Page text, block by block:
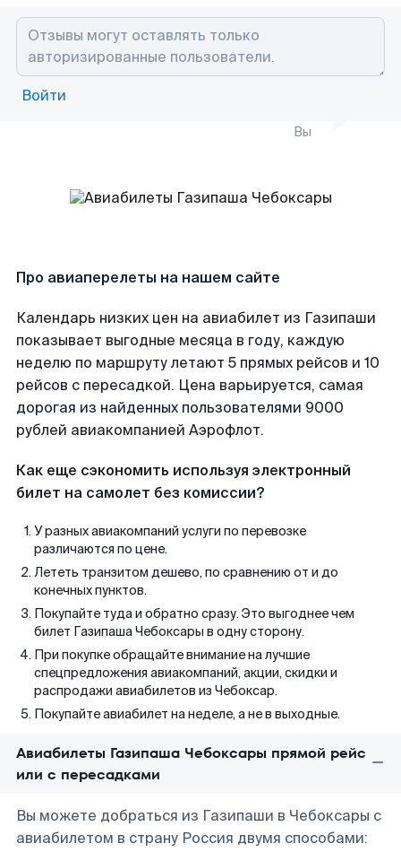
Войти
Вы
Про авиаперелеты на нашем сайте
Календарь низких цен на авиабилет из Газипаши
показывает выгодные месяца в году, каждую
неделю по маршруту летают 5 прямых рейсов и 10
рейсов с пересадкой. Цена варьируется, самая
дорогая из найденных пользователями 9000
рублей авиакомпанией Аэрофлот.
Как еще сэкономить используя электронный
билет на самолет без комиссии?
У разных авиакомпаний услуги по перевозке
различаются по цене.
Лететь транзитом дешево, по сравнению от и до
конечных пунктов.
Покупайте туда и обратно сразу. Это выгоднее чем
билет Газипаша Чебоксары в одну сторону.
При покупке обращайте внимание на лучшие
спецпредложения авиакомпаний, акции, скидки и
распродажи авиабилетов из Чебоксар.
Покупайте авиабилет на неделе, а не в выходные.
Авиабилеты Газипаша Чебоксары прямой рейс
или с пересадками
Вы можете добраться из Газипаши в Чебоксары с
авиабилетом в страну Россия двумя способами: